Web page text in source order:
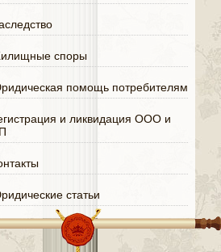
споры
помощь потребителям
и ликвидация ООО и
статьи